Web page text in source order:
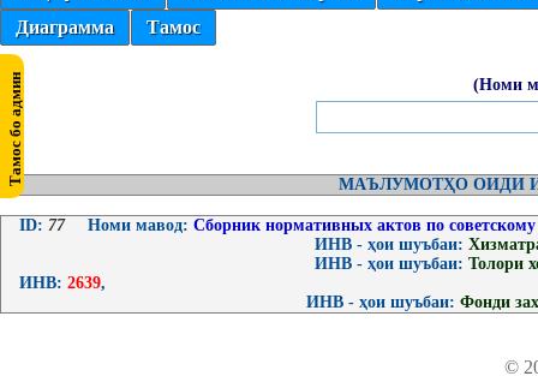
Диаграмма
Тамос
(Номи
МАЪЛУМОТҲО ОИДИ
ID: 77 Номи мавод: Сборник нормативных актов по советскому
ИНВ - ҳои шуъбаи:
ИНВ - ҳои шуъбаи: Толори
ИНВ: 2639,
ИНВ - ҳои шуъбаи: Фонди
©